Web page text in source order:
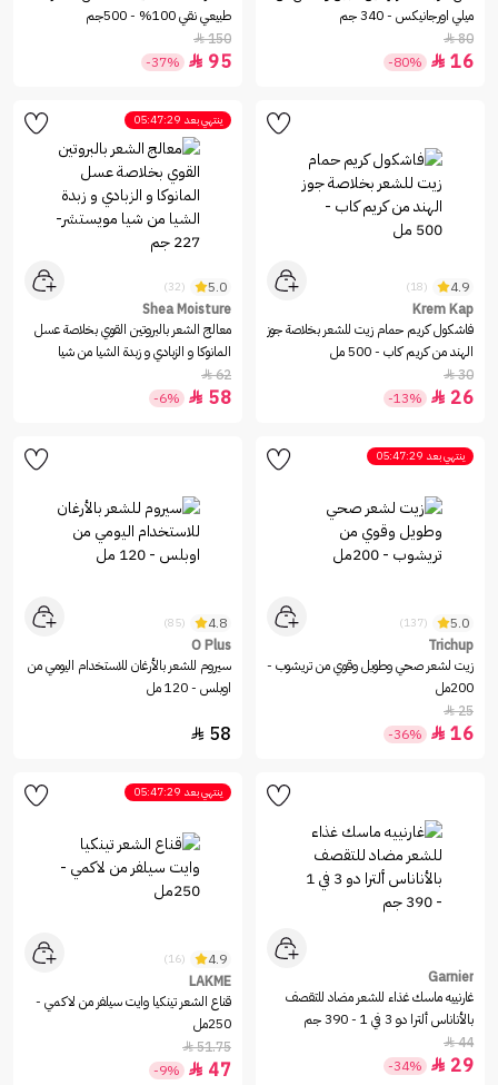
ميلي اورجانيكس - 340 جم
80

16

-80%
طبيعي نقي 100% - 500جم
150

95

-37%
4.9
(18)
Krem Kap
فاشكول كريم حمام زيت للشعر بخلاصة جوز
الهند من كريم كاب - 500 مل
30

26

-13%
ينتهي بعد 05:47:29
5.0
(32)
Shea Moisture
معالج الشعر بالبروتين القوي بخلاصة عسل
المانوكا و الزبادي و زبدة الشيا من شيا
مويستشر- 227 جم
62

58

-6%
ينتهي بعد 05:47:29
5.0
(137)
Trichup
زيت لشعر صحي وطويل وقوي من تريشوب -
200مل
25

16

-36%
4.8
(85)
O Plus
سيروم للشعر بالأرغان للاستخدام اليومي من
اوبلس - 120 مل
58

Garnier
غارنييه ماسك غذاء للشعر مضاد للتقصف
بالأناناس ألترا دو 3 في 1 - 390 جم
44

29

-34%
ينتهي بعد 05:47:29
4.9
(16)
LAKME
قناع الشعر تينكيا وايت سيلفر من لاكمي -
250مل
51.75

47

-9%